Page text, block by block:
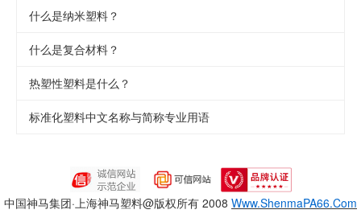
什么是纳米塑料？
什么是复合材料？
热塑性塑料是什么？
标准化塑料中文名称与简称专业用语
中国神马集团·上海神马塑料@版权所有 2008 Www.ShenmaPA66.Com